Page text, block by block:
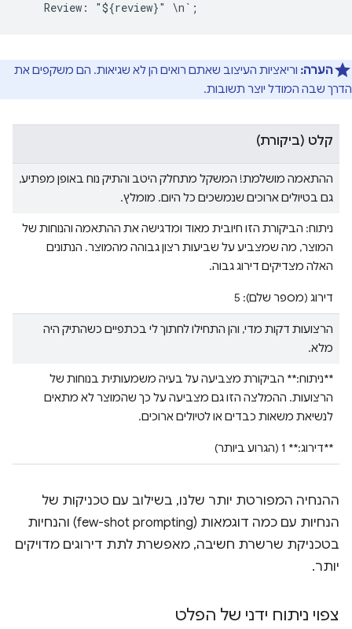
הערה: וריאציות העיצוב שאתם רואים הן לא שגיאות. הם משקפים את
הדרך שבה המודל יוצר תשובות.
קלט (ביקורת)
ההתאמה מושלמת! המשקל מתחלק היטב והתיק נוח באופן מפתיע,
גם בטיולים ארוכים שנמשכים כל היום. מומלץ.
ניתוח: הביקורת הזו חיובית מאוד ומדגישה את ההתאמה והנוחות של
המוצר, מה שמצביע על שביעות רצון גבוהה מהמוצר. הנתונים
האלה מצדיקים דירוג גבוה.
דירוג (מספר שלם): 5
הרצועות דקות מדי, והן התחילו לחתוך לי בכתפיים כשהתיק היה
מלא.
**ניתוח:** הביקורת מצביעה על בעיה משמעותית בנוחות של
הרצועות. ההמלצה הזו גם מצביעה על כך שהמוצר לא מתאים
לנשיאת משאות כבדים או לטיולים ארוכים.
**דירוג:** 1 (הגרוע ביותר)
ההנחיה המפורטת יותר שלנו, בשילוב עם טכניקות של
הנחיות עם כמה דוגמאות (few-shot prompting) והנחיות
בטכניקת שרשרת חשיבה, מאפשרת לתת דירוגים מדויקים
יותר.
צפוי ניתוח ידני של הפלט